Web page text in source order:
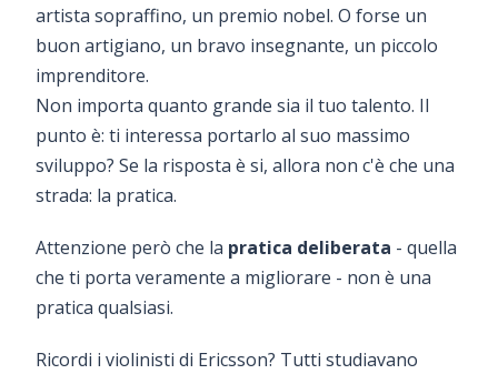
artista sopraffino, un premio nobel. O forse un
buon artigiano, un bravo insegnante, un piccolo
imprenditore.
Non importa quanto grande sia il tuo talento. Il
punto è: ti interessa portarlo al suo massimo
sviluppo? Se la risposta è si, allora non c'è che una
strada: la pratica.
Attenzione però che la pratica deliberata - quella
che ti porta veramente a migliorare - non è una
pratica qualsiasi.
Ricordi i violinisti di Ericsson? Tutti studiavano